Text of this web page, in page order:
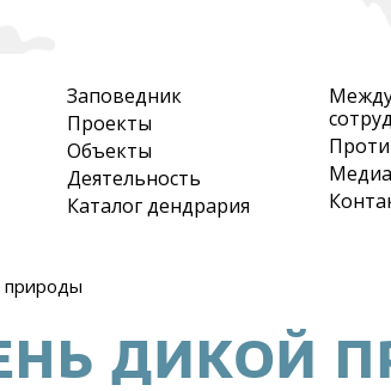
Заповедник
Проекты
Объекты
Деятельность
Каталог дендрария
Медиа
природы
ДИКОЙ